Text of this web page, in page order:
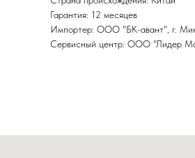
Гарантия: 12 месяцев
Импортер: ООО "БК-авант", г.
Сервисный центр: ООО "Лидер